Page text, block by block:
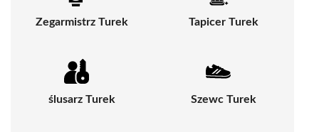
Zegarmistrz Turek Tapicer Turek
ślusarz Turek Szewc Turek